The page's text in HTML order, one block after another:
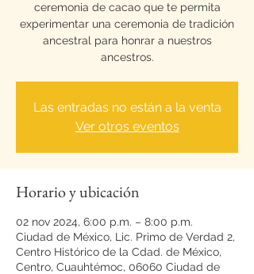
ceremonia de cacao que te permita
experimentar una ceremonia de tradición
ancestral para honrar a nuestros
ancestros.
Las entradas no están a la venta
Ver otros eventos
Horario y ubicación
02 nov 2024, 6:00 p.m. – 8:00 p.m.
Ciudad de México, Lic. Primo de Verdad 2,
Centro Histórico de la Cdad. de México,
Centro, Cuauhtémoc, 06060 Ciudad de